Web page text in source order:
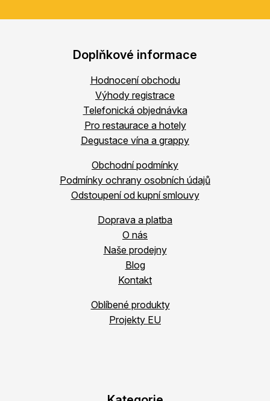
Doplňkové informace
Hodnocení obchodu
Výhody registrace
Telefonická objednávka
Pro restaurace a hotely
Degustace vína a grappy
Obchodní podmínky
Podmínky ochrany osobních údajů
Odstoupení od kupní smlouvy
Doprava a platba
O nás
Naše prodejny
Blog
Kontakt
Oblíbené produkty
Projekty EU